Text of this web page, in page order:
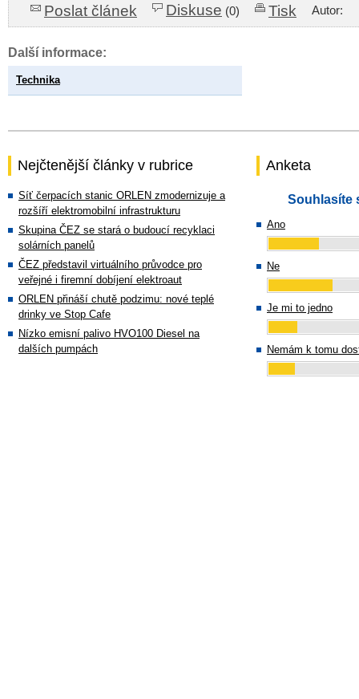
Poslat článek Diskuse (0) Tisk Autor:
Další informace:
Technika
Nejčtenější články v rubrice
Síť čerpacích stanic ORLEN zmodernizuje a
rozšíří elektromobilní infrastrukturu
Skupina ČEZ se stará o budoucí recyklaci
solárních panelů
ČEZ představil virtuálního průvodce pro
veřejné i firemní dobíjení elektroaut
ORLEN přináší chutě podzimu: nové teplé
drinky ve Stop Cafe
Nízko emisní palivo HVO100 Diesel na
dalších pumpách
Anketa
Souhlasíte
Ano
Ne
Je mi to jedno
Nemám k tomu